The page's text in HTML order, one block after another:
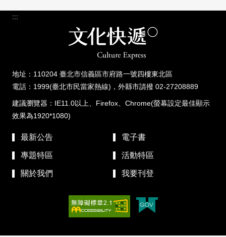
:::
地址：110204 臺北市信義區市府路一號四樓東北區
電話：1999(臺北市民當家熱線)，外縣市請撥 02-27208889
建議瀏覽器：IE11.0以上、Firefox、Chrome(螢幕設定最佳顯示
效果為1920*1080)
最新公告 電子書
專題特區 活動特區
關於我們 我要刊登